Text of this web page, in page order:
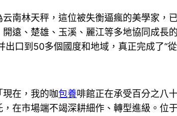
南林天秤，這位被失衡逼瘋的美學家，
遠、楚雄、玉溪、麗江等多地協同成
出口到50多個國度和地域，真正完成了“
現在，我的咖包養啡館正在承受百分之八
在市場端不竭深耕細作、轉型進級。